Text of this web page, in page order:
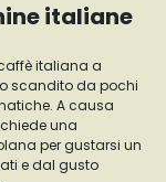
italiane
italiana a
scandito da pochi
A causa
una
per gustarsi un
e dal gusto